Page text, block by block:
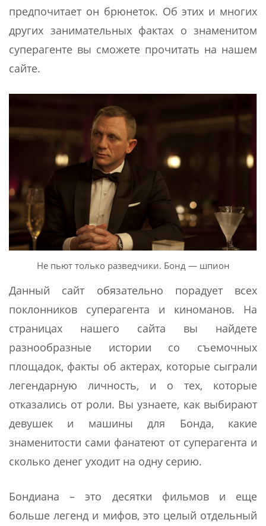
предпочитает он брюнеток. Об этих и многих
других занимательных фактах о знаменитом
суперагенте вы сможете прочитать на нашем
сайте.
Не пьют только разведчики. Бонд — шпион
Данный сайт обязательно порадует всех
поклонников суперагента и киноманов. На
страницах нашего сайта вы найдете
разнообразные истории со съемочных
площадок, факты об актерах, которые сыграли
легендарную личность, и о тех, которые
отказались от роли. Вы узнаете, как выбирают
девушек и машины для Бонда, какие
знаменитости сами фанатеют от суперагента и
сколько денег уходит на одну серию.
Бондиана – это десятки фильмов и еще
больше легенд и мифов, это целый отдельный